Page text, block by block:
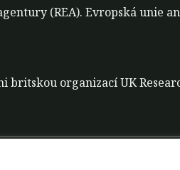
(REA). Evropská unie
organizací UK
ReForest project